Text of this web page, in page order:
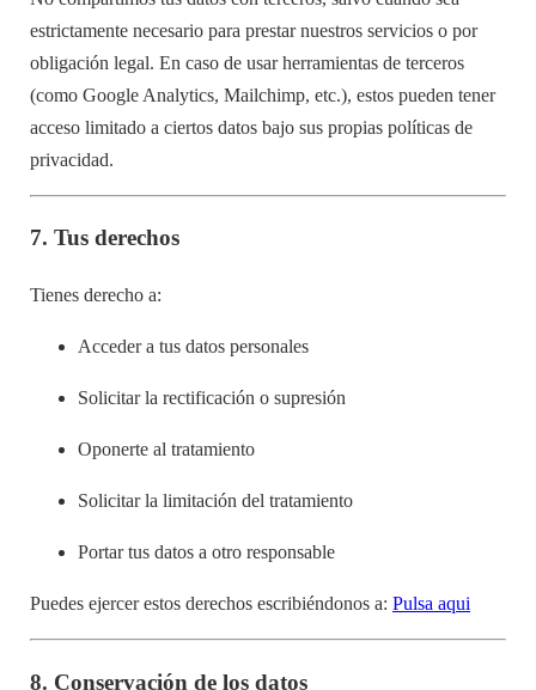
estrictamente necesario para prestar nuestros servicios o por
obligación legal. En caso de usar herramientas de terceros
(como Google Analytics, Mailchimp, etc.), estos pueden tener
acceso limitado a ciertos datos bajo sus propias políticas de
privacidad.
7. Tus derechos
Tienes derecho a:
Acceder a tus datos personales
Solicitar la rectificación o supresión
Oponerte al tratamiento
Solicitar la limitación del tratamiento
Portar tus datos a otro responsable
Puedes ejercer estos derechos escribiéndonos a: Pulsa aqui
8. Conservación de los datos